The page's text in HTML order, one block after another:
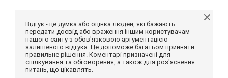
Відгук - це думка або оцінка людей, які бажають
передати досвід або враження іншим користувачам
нашого сайту з обов'язковою аргументацією
залишеного відгука. Це допоможе багатьом прийняти
правильне рішення. Коментарі призначені для
спілкування та обговорення, а також для роз'яснення
питань, що цікавлять.